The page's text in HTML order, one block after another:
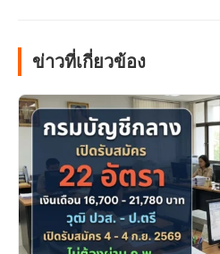
ข่าวที่เกี่ยวข้อง